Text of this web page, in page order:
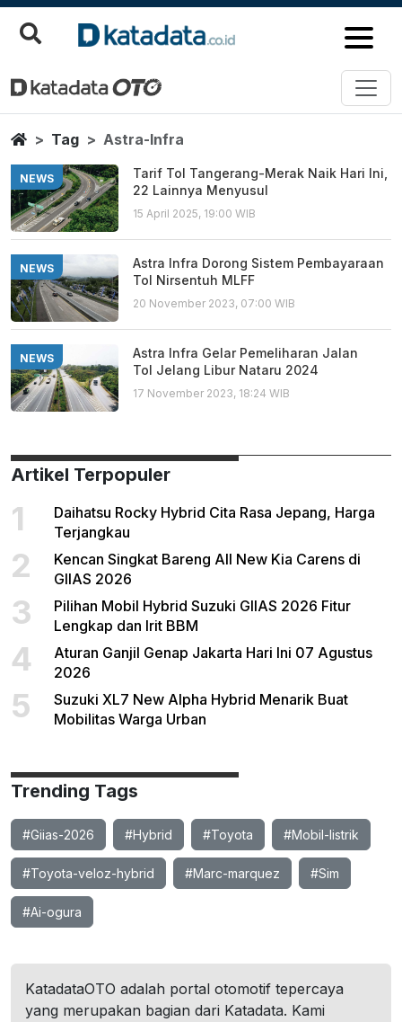
Astra Infra
Berita Terbaru
HomeTag Astra-Infra
NEWS
Tarif Tol Tangerang-Merak Naik Hari Ini,
22 Lainnya Menyusul
15 April 2025, 19:00 WIB
NEWS
Astra Infra Dorong Sistem Pembayaraan
Tol Nirsentuh MLFF
20 November 2023, 07:00 WIB
NEWS
Astra Infra Gelar Pemeliharan Jalan
Tol Jelang Libur Nataru 2024
17 November 2023, 18:24 WIB
Artikel Terpopuler
1
Daihatsu Rocky Hybrid Cita Rasa Jepang, Harga
Terjangkau
2
Kencan Singkat Bareng All New Kia Carens di
GIIAS 2026
3
Pilihan Mobil Hybrid Suzuki GIIAS 2026 Fitur
Lengkap dan Irit BBM
4
Aturan Ganjil Genap Jakarta Hari Ini 07 Agustus
2026
5
Suzuki XL7 New Alpha Hybrid Menarik Buat
Mobilitas Warga Urban
Trending Tags
#Giias-2026 #Hybrid #Toyota #Mobil-listrik
#Toyota-veloz-hybrid #Marc-marquez #Sim
#Ai-ogura
KatadataOTO adalah portal otomotif tepercaya
yang merupakan bagian dari Katadata. Kami